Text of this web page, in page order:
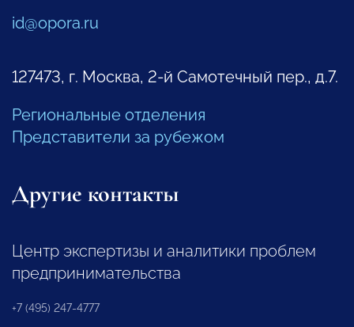
id@opora.ru
127473, г. Москва, 2-й Самотечный пер., д.7.
Региональные отделения
Представители за рубежом
Другие контакты
Центр экспертизы и аналитики проблем
предпринимательства
+7 (495) 247-4777